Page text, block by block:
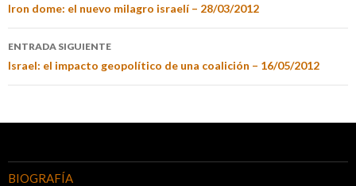
Iron dome: el nuevo milagro israelí – 28/03/2012
ENTRADA SIGUIENTE
Israel: el impacto geopolítico de una coalición – 16/05/2012
BIOGRAFÍA